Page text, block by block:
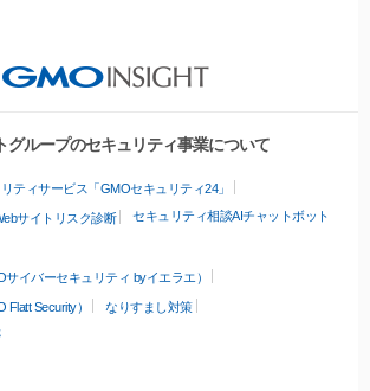
グループのセキュリティ事業について
ティサービス「GMOセキュリティ24」
サイトリスク診断 セキュリティ相談AIチャットボット
イバーセキュリティ byイエラエ）
Security）
なりすまし対策